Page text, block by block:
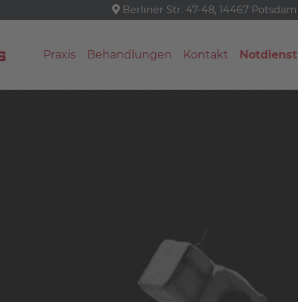
Berliner Str. 47-48, 14467 Potsdam
Praxis Behandlungen Kontakt Notdienst